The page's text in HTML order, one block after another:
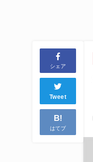
シェア
Tweet
B!
はてブ